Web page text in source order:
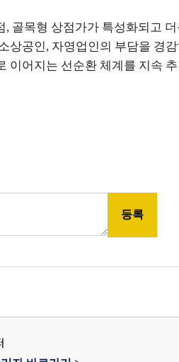
, 골목형 상점가가 특성화되고
상공인, 자영업인의 부담을 경
이어지는 선순환 체계를 지속